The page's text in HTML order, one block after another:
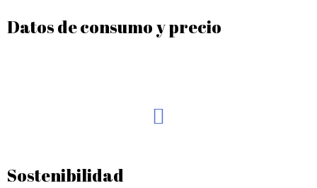
Datos de consumo y precio
Sostenibilidad